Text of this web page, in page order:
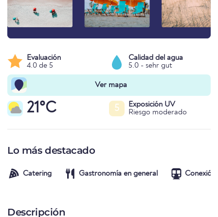
Evaluación
4.0 de 5
Calidad del agua
5.0 - sehr gut
Ver mapa
21°C 5
Exposición UV
Riesgo moderado
Lo más destacado
Catering Gastronomía en general
Descripción